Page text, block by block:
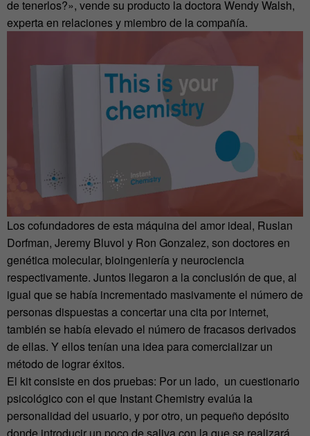
de tenerlos?», vende su producto la doctora Wendy Walsh,
experta en relaciones y miembro de la compañía.
Los cofundadores de esta máquina del amor ideal, Ruslan
Dorfman, Jeremy Bluvol y Ron Gonzalez, son doctores en
genética molecular, bioingeniería y neurociencia
respectivamente. Juntos llegaron a la conclusión de que, al
igual que se había incrementado masivamente el número de
personas dispuestas a concertar una cita por internet,
también se había elevado el número de fracasos derivados
de ellas. Y ellos tenían una idea para comercializar un
método de lograr éxitos.
El kit consiste en dos pruebas: Por un lado, un cuestionario
psicológico con el que Instant Chemistry evalúa la
personalidad del usuario, y por otro, un pequeño depósito
donde introducir un poco de saliva con la que se realizará